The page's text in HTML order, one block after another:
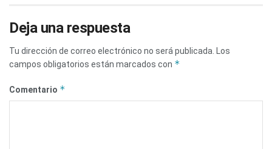
Deja una respuesta
Tu dirección de correo electrónico no será publicada. Los
campos obligatorios están marcados con *
Comentario *